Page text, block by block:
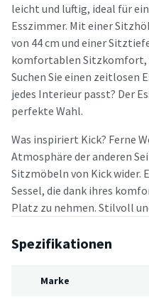
leicht und luftig, ideal für
Esszimmer. Mit einer
von 44 cm und einer
komfortablen Sitzkomfort,
Suchen Sie einen zeitlosen
jedes Interieur passt? Der
perfekte Wahl.
Was inspiriert Kick? Ferne
Atmosphäre der anderen
Sitzmöbeln von Kick wider.
Sessel, die dank ihres
Platz zu nehmen. Stilvoll
Spezifikationen
Marke